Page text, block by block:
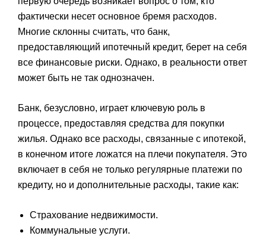
фактически несет основное бремя расходов.
Многие склонны считать, что банк,
предоставляющий ипотечный кредит, берет на себя
все финансовые риски. Однако, в реальности ответ
может быть не так однозначен.
Банк, безусловно, играет ключевую роль в
процессе, предоставляя средства для покупки
жилья. Однако все расходы, связанные с ипотекой,
в конечном итоге ложатся на плечи покупателя. Это
включает в себя не только регулярные платежи по
кредиту, но и дополнительные расходы, такие как:
Страхование недвижимости.
Коммунальные услуги.